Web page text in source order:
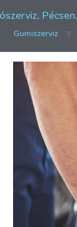
Pécsen.
Gumiszerviz